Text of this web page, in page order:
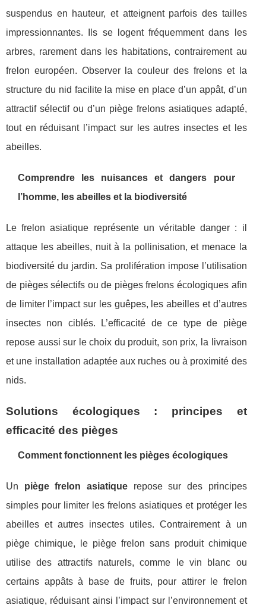
suspendus en hauteur, et atteignent parfois des tailles
impressionnantes. Ils se logent fréquemment dans les
arbres, rarement dans les habitations, contrairement au
frelon européen. Observer la couleur des frelons et la
structure du nid facilite la mise en place d’un appât, d’un
attractif sélectif ou d’un piège frelons asiatiques adapté,
tout en réduisant l’impact sur les autres insectes et les
abeilles.
Comprendre les nuisances et dangers pour
l’homme, les abeilles et la biodiversité
Le frelon asiatique représente un véritable danger : il
attaque les abeilles, nuit à la pollinisation, et menace la
biodiversité du jardin. Sa prolifération impose l’utilisation
de pièges sélectifs ou de pièges frelons écologiques afin
de limiter l’impact sur les guêpes, les abeilles et d’autres
insectes non ciblés. L’efficacité de ce type de piège
repose aussi sur le choix du produit, son prix, la livraison
et une installation adaptée aux ruches ou à proximité des
nids.
Solutions écologiques : principes et
efficacité des pièges
Comment fonctionnent les pièges écologiques
Un piège frelon asiatiquerepose sur des principes
simples pour limiter les frelons asiatiques et protéger les
abeilles et autres insectes utiles. Contrairement à un
piège chimique, le piège frelon sans produit chimique
utilise des attractifs naturels, comme le vin blanc ou
certains appâts à base de fruits, pour attirer le frelon
asiatique, réduisant ainsi l’impact sur l’environnement et